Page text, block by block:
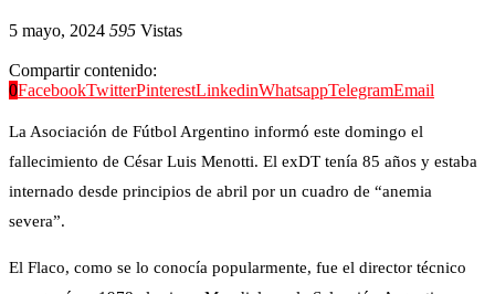
5 mayo, 2024 595 Vistas
Compartir contenido:
0FacebookTwitterPinterestLinkedinWhatsappTelegramEmail
La Asociación de Fútbol Argentino informó este domingo el
fallecimiento de César Luis Menotti. El exDT tenía 85 años y estaba
internado desde principios de abril por un cuadro de “anemia
severa”.
El Flaco, como se lo conocía popularmente, fue el director técnico